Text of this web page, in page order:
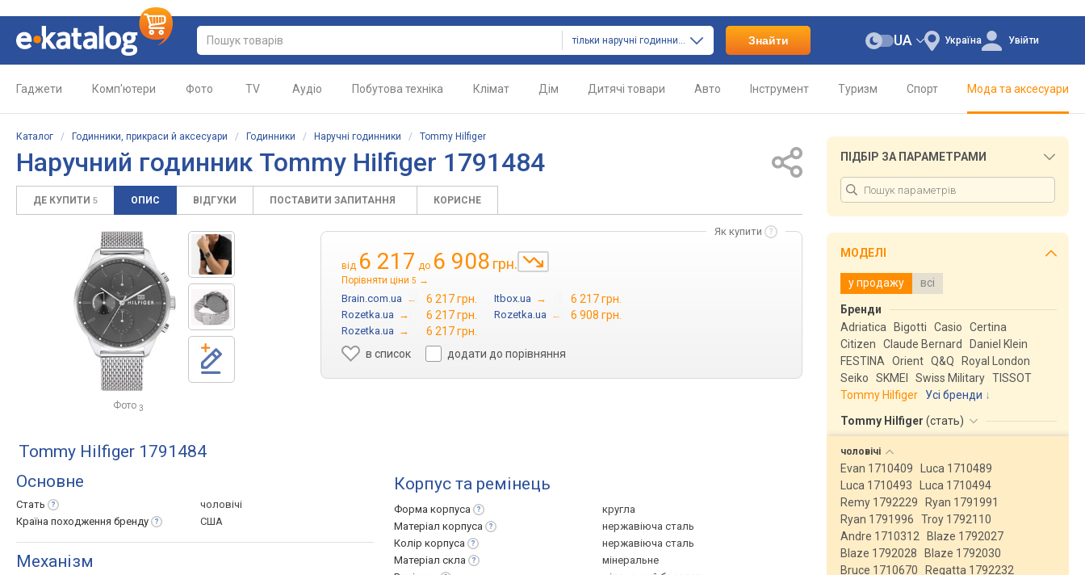
тільки наручні годинники Знайти Україна
UA Увійти
Гаджети Комп'ютери Фото TV Аудіо Побутова техніка Клімат Дім Дитячі товари Авто Інструмент Туризм Спорт Мода та аксесуари
Каталог / Годинники, прикраси й аксесуари / Годинники / Наручні годинники / Tommy Hilfiger
Наручний годинник Tommy Hilfiger 1791484
ДЕ КУПИТИ 5 ОПИС ВІДГУКИ ПОСТАВИТИ ЗАПИТАННЯ КОРИСНЕ
Фото 3
Як купити
від 6 217 до 6 908 грн.
Порівняти ціни 5 →
Brain.com.ua → 6 217 грн. Itbox.ua → 6 217 грн.
Rozetka.ua → 6 217 грн. Rozetka.ua → 6 908 грн.
Rozetka.ua →
6 217 грн.
в список
додати до порівняння
Tommy Hilfiger 1791484
Основне
Стать
чоловічі
Країна походження бренду США
Механізм
Корпус та ремінець
Форма корпуса
кругла
Матеріал корпуса
нержавіюча сталь
Колір корпуса
нержавіюча сталь
Матеріал скла
мінеральне
ПІДБІР ЗА ПАРАМЕТРАМИ
МОДЕЛІ
у продажу всі
Бренди
Adriatica
Bigotti Casio
Certina
Citizen
Claude Bernard
Daniel Klein
FESTINA
Orient Q&Q
Royal London
Seiko
SKMEI Swiss Military TISSOT
Tommy Hilfiger
Усі бренди
Tommy Hilfiger (стать)
чоловічі
Evan 1710409
Luca 1710489
Luca 1710493
Luca 1710494
Remy 1792229
Ryan 1791991
Ryan 1791996
Troy 1792110
Andre 1710312
Blaze 1792027
Blaze 1792028
Blaze 1792030
Bruce 1710670
Regatta 1792232